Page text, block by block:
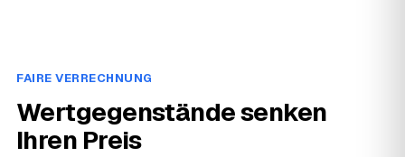
FAIRE VERRECHNUNG
Wertgegenstände senken
Ihren Preis